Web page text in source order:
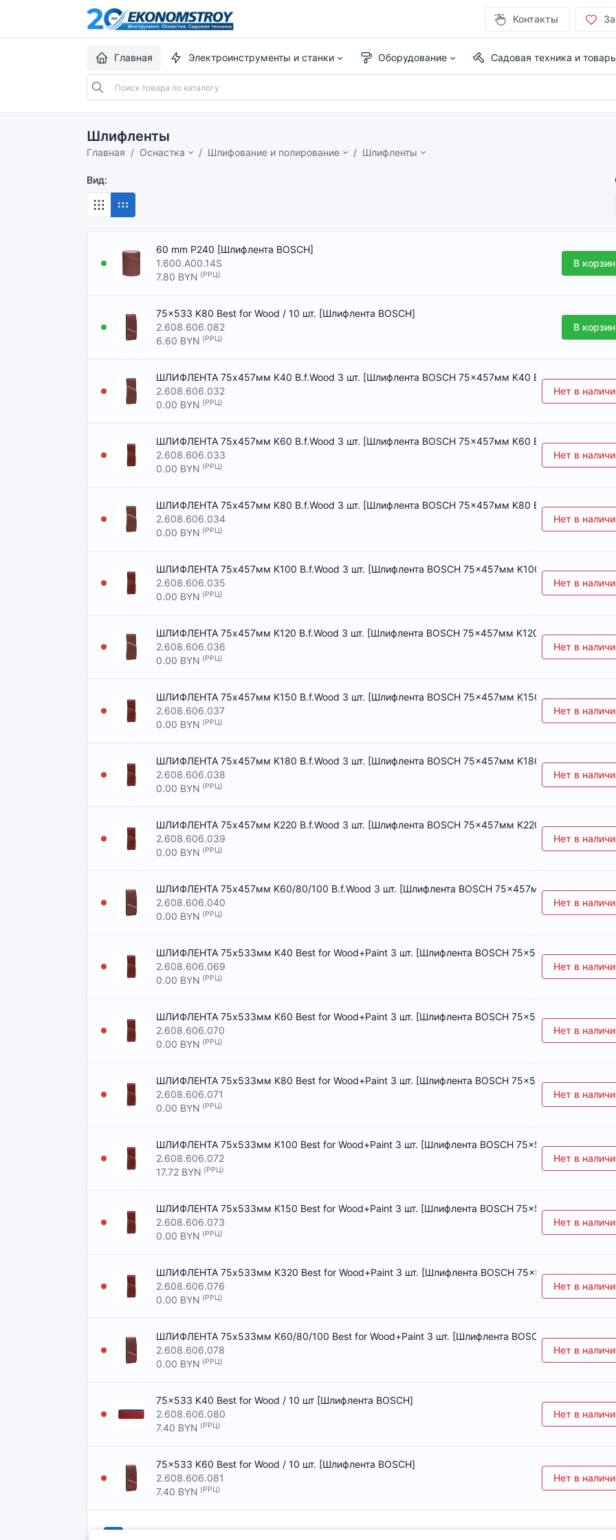
Контакты
Главная Электроинструменты и станки Оборудование Садовая техника и
Шлифленты
Главная Оснастка Шлифование и полирование Шлифленты
Вид:
60 mm P240 [Шлифлента BOSCH]
1.600.A00.14S
7.80 BYN (РРЦ)
В
75x533 K80 Best for Wood / 10 шт. [Шлифлента BOSCH]
2.608.606.082
6.60 BYN (РРЦ)
В
ШЛИФЛЕНТА 75x457мм K40 B.f.Wood 3 шт. [Шлифлента BOSCH 75x457мм K40 B.f.Wood 3 шт.]
2.608.606.032
0.00 BYN (РРЦ)
Нет в
ШЛИФЛЕНТА 75x457мм K60 B.f.Wood 3 шт. [Шлифлента BOSCH 75x457мм K60 B.f.Wood 3 шт.]
2.608.606.033
0.00 BYN (РРЦ)
Нет в
ШЛИФЛЕНТА 75x457мм K80 B.f.Wood 3 шт. [Шлифлента BOSCH 75x457мм K80 B.f.Wood 3 шт.]
2.608.606.034
0.00 BYN (РРЦ)
Нет в
ШЛИФЛЕНТА 75x457мм K100 B.f.Wood 3 шт. [Шлифлента BOSCH 75x457мм K100 B.f.Wood 3 шт.]
2.608.606.035
0.00 BYN (РРЦ)
Нет в
ШЛИФЛЕНТА 75x457мм K120 B.f.Wood 3 шт. [Шлифлента BOSCH 75x457мм K120 B.f.Wood 3 шт.]
2.608.606.036
0.00 BYN (РРЦ)
Нет в
ШЛИФЛЕНТА 75x457мм K150 B.f.Wood 3 шт. [Шлифлента BOSCH 75x457мм K150 B.f.Wood 3 шт.]
2.608.606.037
0.00 BYN (РРЦ)
Нет в
ШЛИФЛЕНТА 75x457мм K180 B.f.Wood 3 шт. [Шлифлента BOSCH 75x457мм K180 B.f.Wood 3 шт.]
2.608.606.038
0.00 BYN (РРЦ)
Нет в
ШЛИФЛЕНТА 75x457мм K220 B.f.Wood 3 шт. [Шлифлента BOSCH 75x457мм K220 B.f.Wood 3 шт.]
2.608.606.039
0.00 BYN (РРЦ)
Нет в
ШЛИФЛЕНТА 75x457мм K60/80/100 B.f.Wood 3 шт. [Шлифлента BOSCH 75x457мм K60/80/100
2.608.606.040
0.00 BYN (РРЦ)
Нет в
ШЛИФЛЕНТА 75x533мм K40 Best for Wood+Paint 3 шт. [Шлифлента BOSCH 75x533мм K40 Best
2.608.606.069
0.00 BYN (РРЦ)
Нет в
ШЛИФЛЕНТА 75x533мм K60 Best for Wood+Paint 3 шт. [Шлифлента BOSCH 75x533мм K60 Best
2.608.606.070
0.00 BYN (РРЦ)
Нет в
ШЛИФЛЕНТА 75x533мм K80 Best for Wood+Paint 3 шт. [Шлифлента BOSCH 75x533мм K80 Best
2.608.606.071
0.00 BYN (РРЦ)
Нет в
ШЛИФЛЕНТА 75x533мм K100 Best for Wood+Paint 3 шт. [Шлифлента BOSCH 75x533мм K100 Best
2.608.606.072
17.72 BYN (РРЦ)
Нет в
ШЛИФЛЕНТА 75x533мм K150 Best for Wood+Paint 3 шт. [Шлифлента BOSCH 75x533мм K150 Best
2.608.606.073
0.00 BYN (РРЦ)
Нет в
ШЛИФЛЕНТА 75x533мм K320 Best for Wood+Paint 3 шт. [Шлифлента BOSCH 75x533мм K320 Best
2.608.606.076
0.00 BYN (РРЦ)
Нет в
ШЛИФЛЕНТА 75x533мм K60/80/100 Best for Wood+Paint 3 шт. [Шлифлента BOSCH 75x533мм
2.608.606.078
0.00 BYN (РРЦ)
Нет в
75x533 K40 Best for Wood / 10 шт [Шлифлента BOSCH]
2.608.606.080
7.40 BYN (РРЦ)
Нет в
75x533 K60 Best for Wood / 10 шт. [Шлифлента BOSCH]
2.608.606.081
7.40 BYN (РРЦ)
Нет в